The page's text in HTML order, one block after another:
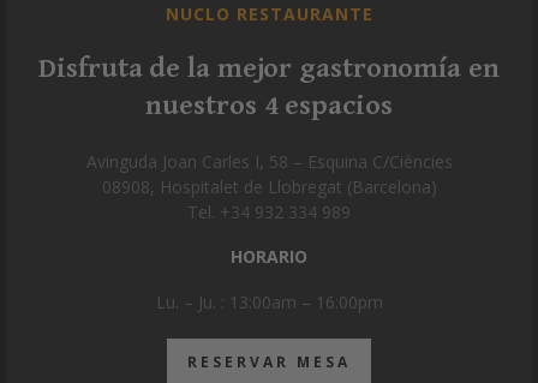
NUCLO RESTAURANTE
Disfruta de la mejor gastronomía en
nuestros 4 espacios
Avinguda Joan Carles I, 58 – Esquina C/Ciències
08908, Hospitalet de Llobregat (Barcelona)
Tel. +34 932 334 989
HORARIO
Lu. – Ju. : 13:00am – 16:00pm
RESERVAR MESA